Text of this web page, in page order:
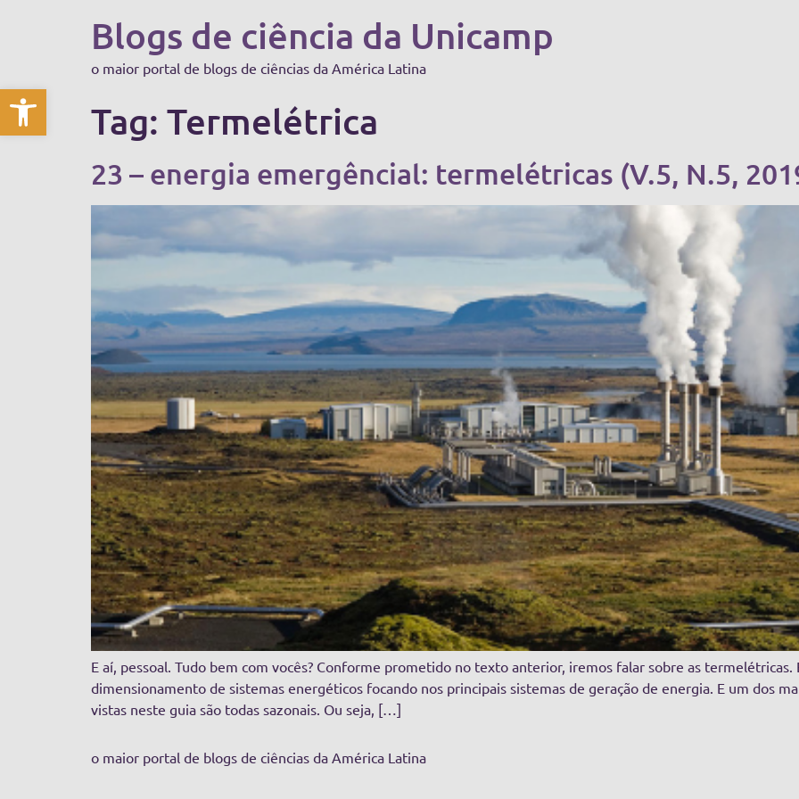
Abrir a barra de ferramentas
Blogs de ciência da Unicamp
o maior portal de blogs de ciências da América Latina
Tag: Termelétrica
23 – energia emergêncial: termelétricas (V.5, N.5,
E aí, pessoal. Tudo bem com vocês? Conforme prometido no texto anterior, iremos falar sobre as
dimensionamento de sistemas energéticos focando nos principais sistemas de geração de energia. E um dos
vistas neste guia são todas sazonais. Ou seja, […]
o maior portal de blogs de ciências da América Latina